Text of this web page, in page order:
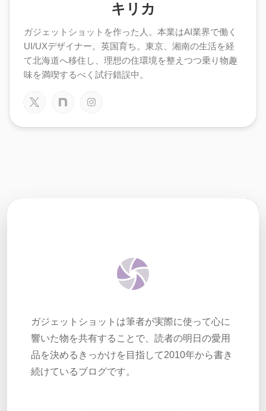
キリカ
ガジェットショットを作った人。本業はAI業界で働く
UI/UXデザイナー。英国育ち。東京、湘南の生活を経
て北海道へ移住し、理想の住環境を整えつつ乗り物趣
味を満喫するべく試行錯誤中。
ガジェットショットは筆者が実際に使って心に
響いた物を共有することで、読者の明日の愛用
品を決めるきっかけを目指して2010年から書き
続けているブログです。